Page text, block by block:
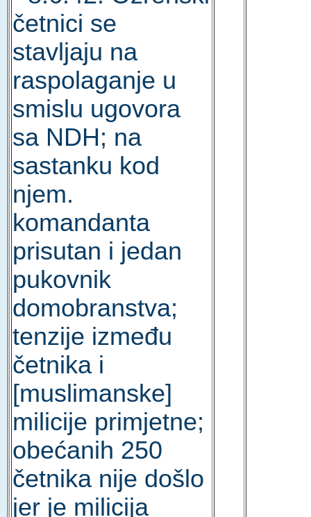
četnici se
stavljaju na
raspolaganje u
smislu ugovora
sa NDH; na
sastanku kod
njem.
komandanta
prisutan i jedan
pukovnik
domobranstva;
tenzije između
četnika i
[muslimanske]
milicije primjetne;
obećanih 250
četnika nije došlo
jer je milicija